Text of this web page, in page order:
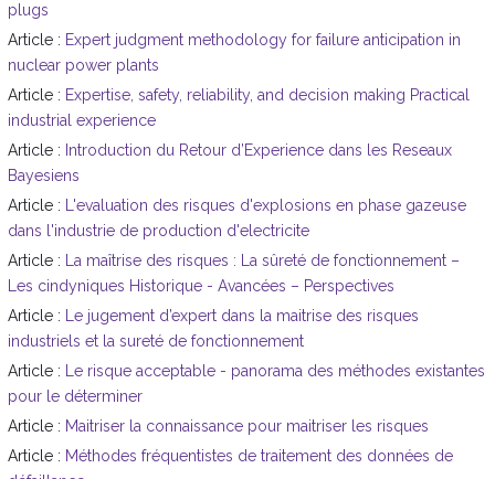
plugs
Article : Expert judgment methodology for failure anticipation in
nuclear power plants
Article : Expertise, safety, reliability, and decision making Practical
industrial experience
Article : Introduction du Retour d’Experience dans les Reseaux
Bayesiens
Article : L'evaluation des risques d'explosions en phase gazeuse
dans l'industrie de production d'electricite
Article : La maîtrise des risques : La sûreté de fonctionnement –
Les cindyniques Historique - Avancées – Perspectives
Article : Le jugement d’expert dans la maitrise des risques
industriels et la sureté de fonctionnement
Article : Le risque acceptable - panorama des méthodes existantes
pour le déterminer
Article : Maitriser la connaissance pour maitriser les risques
Article : Méthodes fréquentistes de traitement des données de